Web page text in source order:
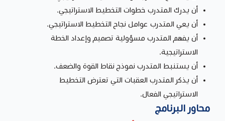
أن يدرك المتدرب خطوات التخطيط الاستراتيجي.
أن يعي المتدرب عوامل نجاح التخطيط الاستراتيجي.
أن يفهم المتدرب مسؤولية تصميم وإعداد الخطة
الاستراتيجية.
أن يستنبط المتدرب نموذج نقاط القوة والضعف.
أن يذكر المتدرب العقبات التي تعترض التخطيط
الاستراتيجي الفعال.
محاور البرنامج